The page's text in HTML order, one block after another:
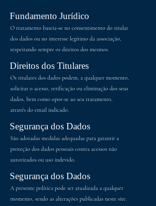
Fundamento Jurídico
O tratamento baseia-se no consentimento do titular
dos dados ou no interesse legítimo da associação,
respeitando sempre os direitos dos mesmos.
Direitos dos Titulares
Os titulares dos dados podem, a qualquer momento,
solicitar o acesso, retificação ou eliminação dos seus
dados, bem como opor-se ao seu tratamento,
através do email indicado.
Segurança dos Dados
São adotadas medidas adequadas para garantir a
proteção dos dados pessoais contra acessos não
autorizados ou uso indevido.
Segurança dos Dados
A presente política pode ser atualizada a qualquer
momento, sendo as alterações publicadas neste site.